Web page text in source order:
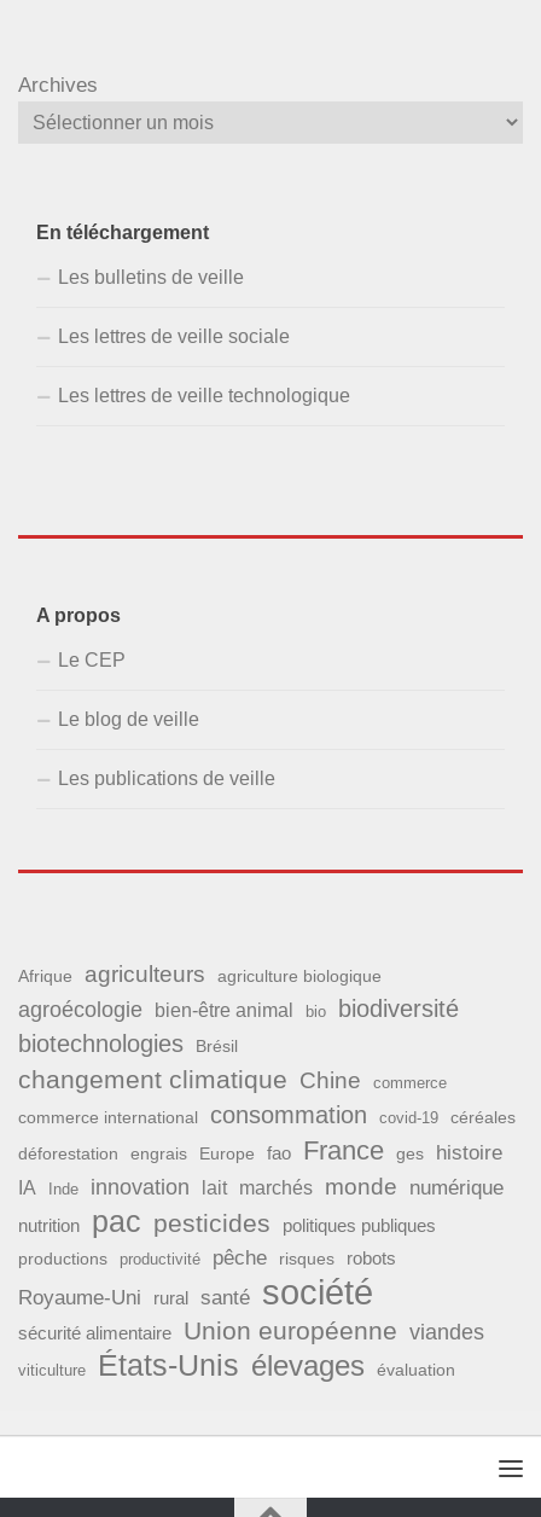
Archives
En téléchargement
Les bulletins de veille
Les lettres de veille sociale
Les lettres de veille technologique
A propos
Le CEP
Le blog de veille
Les publications de veille
Afrique agriculteurs agriculture biologique
agroécologie bien-être animal bio
biodiversité
biotechnologies
Brésil
changement climatique Chine commerce
commerce international consommation covid-19 céréales
déforestation engrais Europe fao France ges histoire
IA Inde innovation lait marchés monde numérique
nutrition pac pesticides politiques publiques
productions productivité pêche risques robots
Royaume-Uni rural santé société
sécurité alimentaire Union européenne viandes
viticulture États-Unis élevages évaluation